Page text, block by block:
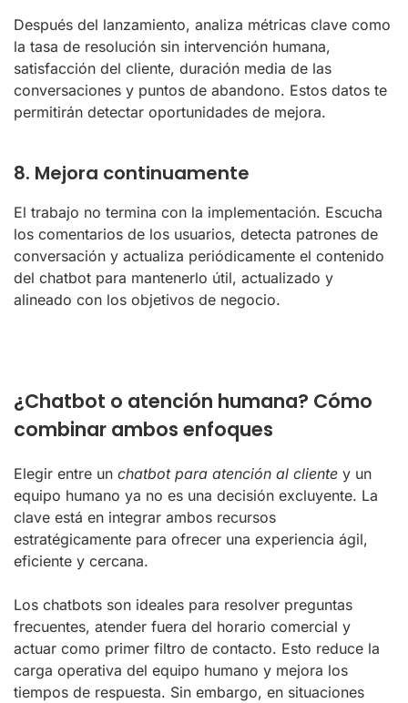
Después del lanzamiento, analiza métricas clave como
la tasa de resolución sin intervención humana,
satisfacción del cliente, duración media de las
conversaciones y puntos de abandono. Estos datos te
permitirán detectar oportunidades de mejora.
8. Mejora continuamente
El trabajo no termina con la implementación. Escucha
los comentarios de los usuarios, detecta patrones de
conversación y actualiza periódicamente el contenido
del chatbot para mantenerlo útil, actualizado y
alineado con los objetivos de negocio.
¿Chatbot o atención humana? Cómo
combinar ambos enfoques
Elegir entre un chatbot para atención al cliente y un
equipo humano ya no es una decisión excluyente. La
clave está en integrar ambos recursos
estratégicamente para ofrecer una experiencia ágil,
eficiente y cercana.
Los chatbots son ideales para resolver preguntas
frecuentes, atender fuera del horario comercial y
actuar como primer filtro de contacto. Esto reduce la
carga operativa del equipo humano y mejora los
tiempos de respuesta. Sin embargo, en situaciones